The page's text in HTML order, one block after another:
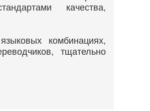
качества,
комбинациях,
тщательно